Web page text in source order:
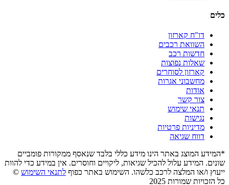
כלים
דו"ח קארזון
השוואת רכבים
חדשות רכב
שאלות נפוצות
קארזון לסוחרים
מחשבוני אגרות
אודות
צור קשר
תנאי שימוש
נגישות
מדיניות פרטיות
דווח שגיאה
*המידע המוצג באתר הינו מידע כללי בלבד שנאסף ממקורות פומביים
שונים. המידע עלול להכיל שגיאות, ליקויים וחוסרים. אין במידע כדי להוות
ייעוץ ו/או המלצה לרכב כלשהו. השימוש באתר כפוף לתנאי השימוש ©
כל הזכויות שמורות 2025